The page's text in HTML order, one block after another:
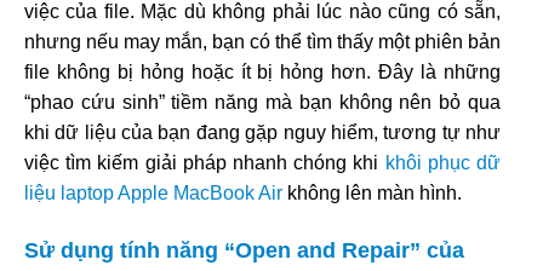
việc của file. Mặc dù không phải lúc nào cũng có sẵn,
nhưng nếu may mắn, bạn có thể tìm thấy một phiên bản
file không bị hỏng hoặc ít bị hỏng hơn. Đây là những
“phao cứu sinh” tiềm năng mà bạn không nên bỏ qua
khi dữ liệu của bạn đang gặp nguy hiểm, tương tự như
việc tìm kiếm giải pháp nhanh chóng khi khôi phục dữ
liệu laptop Apple MacBook Air không lên màn hình.
Sử dụng tính năng “Open and Repair” của